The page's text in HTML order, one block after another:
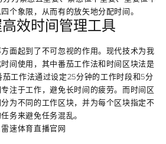
个象限，从而有的放矢地分配时间。
效时间管理工具
面起到了不可忽视的作用。现代技术为我
间使用，其中番茄工作法和时间区块法是
工作法通过设定25分钟的工作时段和5分
注于工作，避免长时间的疲劳。而时间区
为不同的工作区块，并为每个区块指定不
务来避免任务混乱。
雷速体育直播官网